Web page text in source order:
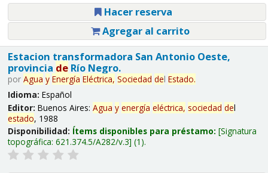
Hacer reserva
Agregar al carrito
Estacion transformadora San Antonio Oeste,
provincia deRío Negro.
por Agua y Energía Eléctrica, Sociedad del Estado.
Idioma: Español
Editor: Buenos Aires: Agua y energía eléctrica, sociedad del
estado, 1988
Disponibilidad: Ítems disponibles para préstamo: Signatura
topográfica: 621.374.5/A282/v.3 (1).